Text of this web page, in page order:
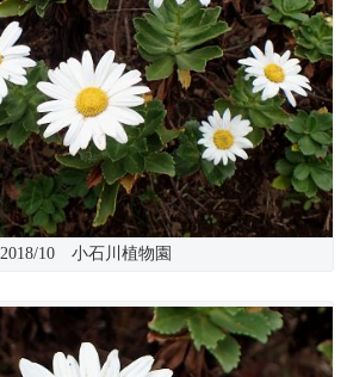
2018/10 小石川植物園